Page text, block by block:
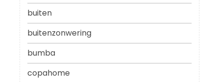
buiten
buitenzonwering
bumba
copahome